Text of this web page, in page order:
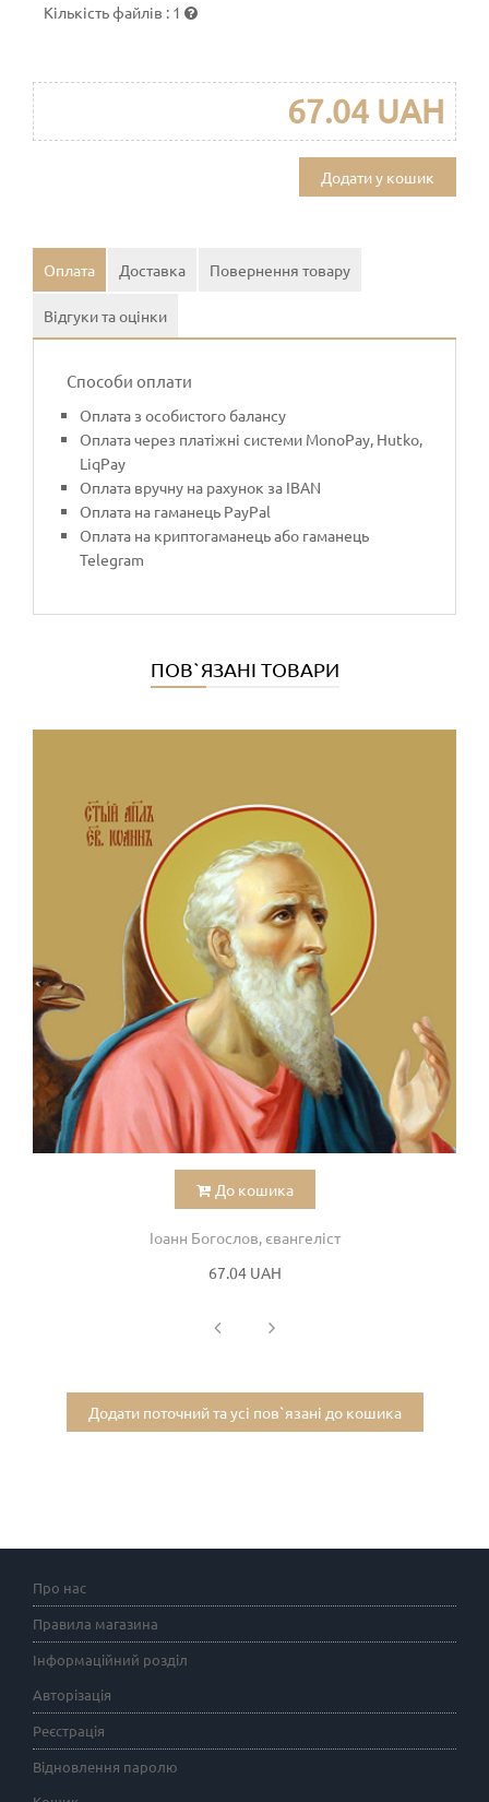
Кількість файлів : 1
67.04 UAH
Додати у кошик
Оплата Доставка Повернення товару
Відгуки та оцінки
Способи оплати
Оплата з особистого балансу
Оплата через платіжні системи MonoPay, Hutko,
LiqPay
Оплата вручну на рахунок за IBAN
Оплата на гаманець PayPal
Оплата на криптогаманець або гаманець
Telegram
ПОВ`ЯЗАНІ ТОВАРИ
До кошика
Іоанн Богослов, євангеліст
67.04 UAH
Додати поточний та усі пов`язані до кошика
Про нас
Правила магазина
Інформаційний розділ
Авторізація
Реєстрація
Відновлення паролю